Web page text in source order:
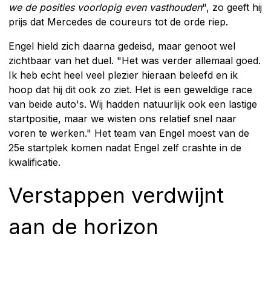
we de posities voorlopig even vasthouden", zo geeft hij
prijs dat Mercedes de coureurs tot de orde riep.
Engel hield zich daarna gedeisd, maar genoot wel
zichtbaar van het duel. "Het was verder allemaal goed.
Ik heb echt heel veel plezier hieraan beleefd en ik
hoop dat hij dit ook zo ziet. Het is een geweldige race
van beide auto's. Wij hadden natuurlijk ook een lastige
startpositie, maar we wisten ons relatief snel naar
voren te werken." Het team van Engel moest van de
25e startplek komen nadat Engel zelf crashte in de
kwalificatie.
Verstappen verdwijnt
aan de horizon